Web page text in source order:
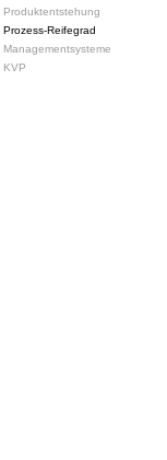
Produktentstehung
Prozess-Reifegrad
Managementsysteme
KVP